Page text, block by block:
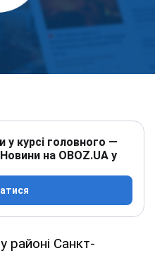
у курсі головного —
на OBOZ.UA у
районі Санкт-